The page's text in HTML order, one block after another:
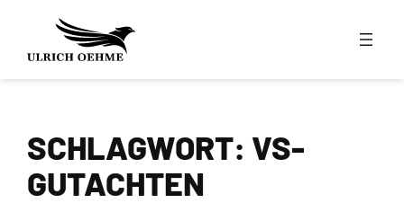
springen
SCHLAGWORT: VS-
GUTACHTEN